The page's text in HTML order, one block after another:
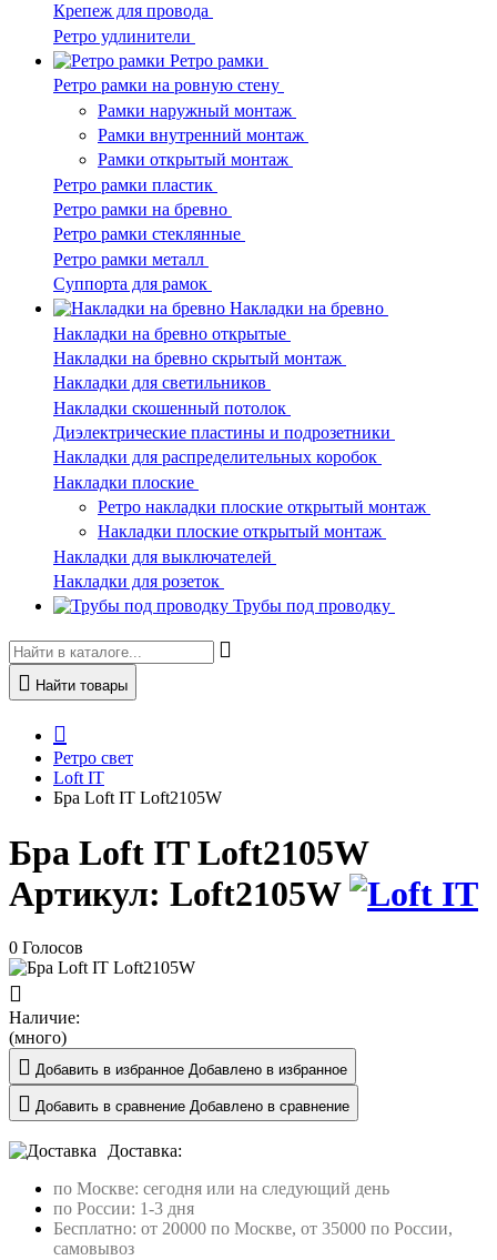
Крепеж для провода
Ретро удлинители
Ретро рамки
Ретро рамки на ровную стену
Рамки наружный монтаж
Рамки внутренний монтаж
Рамки открытый монтаж
Ретро рамки пластик
Ретро рамки на бревно
Ретро рамки стеклянные
Ретро рамки металл
Суппорта для рамок
Накладки на бревно
Накладки на бревно открытые
Накладки на бревно скрытый монтаж
Накладки для светильников
Накладки скошенный потолок
Диэлектрические пластины и подрозетники
Накладки для распределительных коробок
Накладки плоские
Ретро накладки плоские открытый монтаж
Накладки плоские открытый монтаж
Накладки для выключателей
Накладки для розеток
Трубы под проводку
Найти товары
Ретро свет
Loft IT
Бра Loft IT Loft2105W
Бра Loft IT Loft2105W
Артикул: Loft2105W
0 Голосов
Наличие:
(много)
Добавить в избранное Добавлено в избранное
Добавить в сравнение Добавлено в сравнение
Доставка:
по Москве: сегодня или на следующий день
по России: 1-3 дня
Бесплатно: от 20000 по Москве, от 35000 по России,
самовывоз